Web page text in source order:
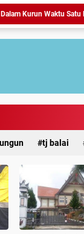
Antisipasi Geng Motor
tj balai